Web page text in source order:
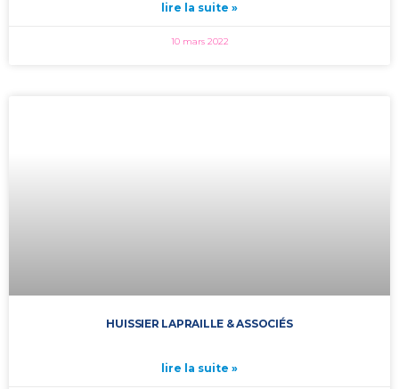
lire la suite »
10 mars 2022
HUISSIER LAPRAILLE & ASSOCIÉS
lire la suite »